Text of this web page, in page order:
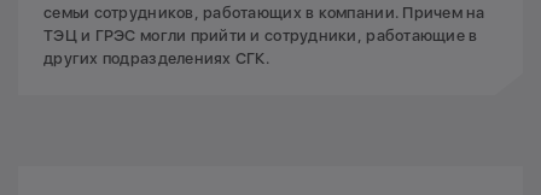
семьи сотрудников, работающих в компании. Причем на
ТЭЦ и ГРЭС могли прийти и сотрудники, работающие в
других подразделениях СГК.